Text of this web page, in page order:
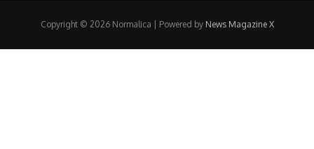
Copyright © 2026 Normalica | Powered by News Magazine X